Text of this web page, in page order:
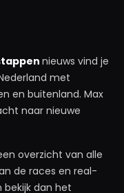
eigen motoren. Beide
motoren levert. Erg
want het zou gek
motoren zou mogen
nieuws vind je
met
en buitenland. Max
naar nieuwe
overzicht van alle
de races en real-
bekijk dan het